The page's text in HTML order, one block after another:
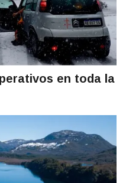
en toda la